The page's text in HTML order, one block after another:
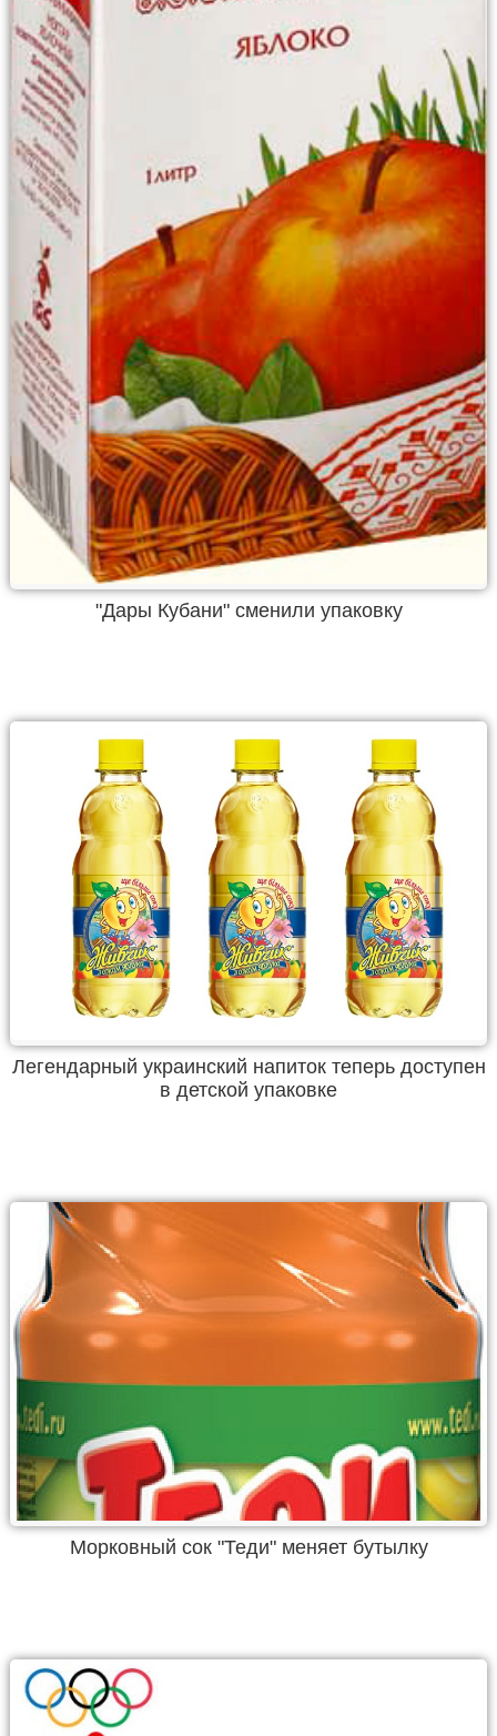
"Дары Кубани" сменили упаковку
Легендарный украинский напиток теперь доступен
в детской упаковке
Морковный сок "Теди" меняет бутылку